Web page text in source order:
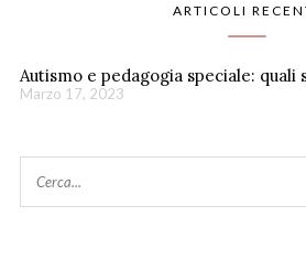
ARTICOLI
Autismo e pedagogia speciale:
Marzo 17, 2023